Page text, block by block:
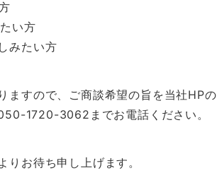
い方
みたい方
ますので、ご商談希望の旨を当社HPの
1720-3062までお電話ください。
お待ち申し上げます。